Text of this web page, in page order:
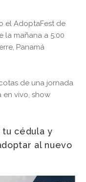
el AdoptaFest de
la mañana a 5:00
Panamá
de una jornada
en vivo, show
tu cédula y
al nuevo